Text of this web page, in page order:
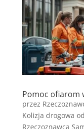
Pomoc ofiarom
przez
Kolizja drogowa
Rzeczoznawca